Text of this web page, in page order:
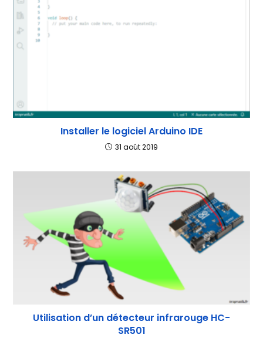
Installer le logiciel Arduino IDE
31 août 2019
Utilisation d’un détecteur infrarouge HC-
SR501